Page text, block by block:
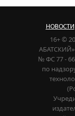
НОВОСТИ
16+ ©
№ ФС 77 -
по